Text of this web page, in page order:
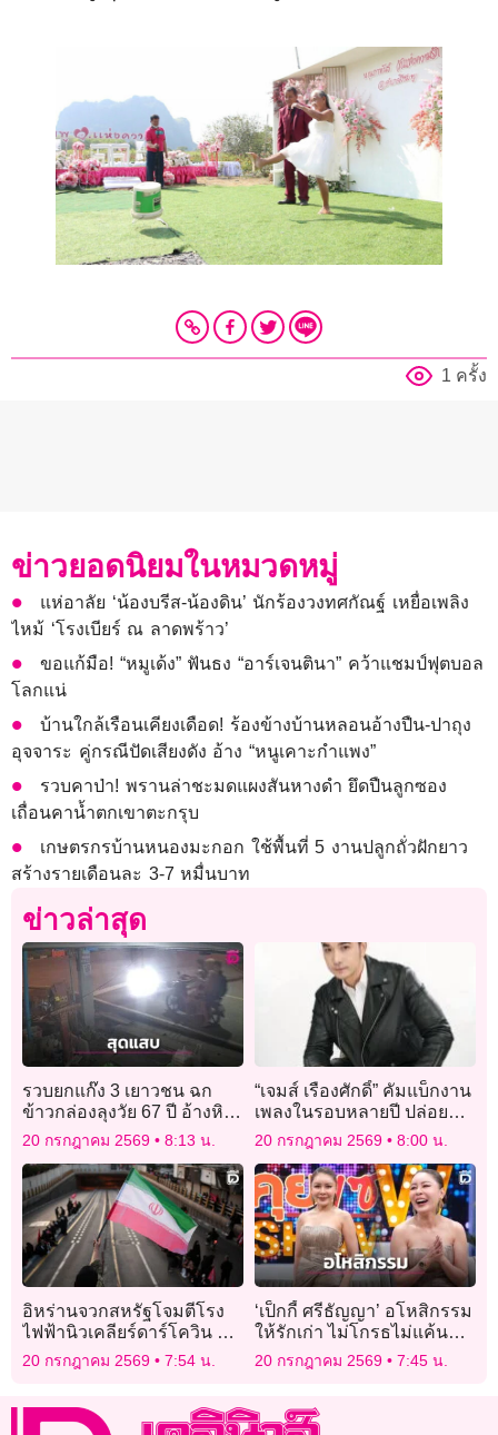
1 ครั้ง
ข่าวยอดนิยมในหมวดหมู่
แห่อาลัย ‘น้องบรีส-น้องดิน’ นักร้องวงทศกัณฐ์ เหยื่อเพลิง
ไหม้ ‘โรงเบียร์ ณ ลาดพร้าว’
ขอแก้มือ! “หมูเด้ง” ฟันธง “อาร์เจนตินา” คว้าแชมป์ฟุตบอล
โลกแน่
บ้านใกล้เรือนเคียงเดือด! ร้องข้างบ้านหลอนอ้างปืน-ปาถุง
อุจจาระ คู่กรณีปัดเสียงดัง อ้าง “หนูเคาะกำแพง”
รวบคาป่า! พรานล่าชะมดแผงสันหางดำ ยึดปืนลูกซอง
เถื่อนคาน้ำตกเขาตะกรุบ
เกษตรกรบ้านหนองมะกอก ใช้พื้นที่ 5 งานปลูกถั่วฝักยาว
สร้างรายเดือนละ 3-7 หมื่นบาท
ข่าวล่าสุด
รวบยกแก๊ง 3 เยาวชน ฉก
ข้าวกล่องลุงวัย 67 ปี อ้างหิว
จัด กินเรียบ 10 กล่อง
สารภาพเคยฉกหมูปิ้งมาแล้ว
20 กรกฎาคม 2569 8:13 น.
“เจมส์ เรืองศักดิ์” คัมแบ็กงาน
เพลงในรอบหลายปี ปล่อย
ซิงเกิลใหม่ “อัสดง” เอาใจ
20 กรกฎาคม 2569 8:00 น.
อิหร่านจวกสหรัฐโจมตีโรง
ไฟฟ้านิวเคลียร์ดาร์โควิน ลั่น
ตอบโต้ตามความเหมาะสม
20 กรกฎาคม 2569 7:54 น.
‘เป็กกี้ ศรีธัญญา’ อโหสิกรรม
ให้รักเก่า ไม่โกรธไม่แค้น
แล้ว ด้าน ‘คิว’ ประกาศพร้อม
แต่งตลอด!
20 กรกฎาคม 2569 7:45 น.